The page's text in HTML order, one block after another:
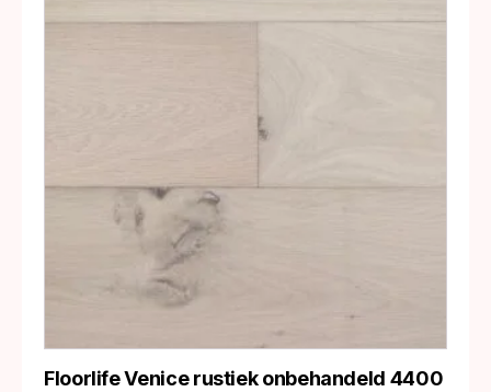
Floorlife Venice rustiek onbehandeld 4400